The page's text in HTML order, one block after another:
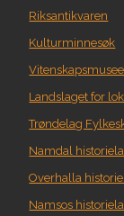
Riksantikvaren
Kulturminnesøk
Landslaget for
Trøndelag
Namdal
Overhalla
Namsos